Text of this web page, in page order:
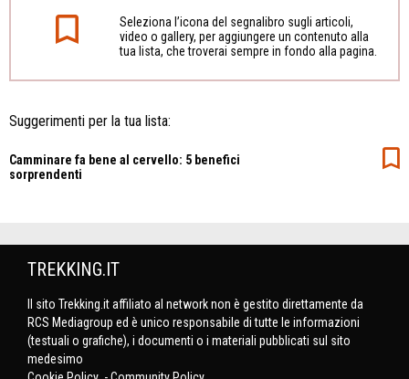
Seleziona l’icona del segnalibro sugli articoli,
video o gallery, per aggiungere un contenuto alla
tua lista, che troverai sempre in fondo alla pagina.
Suggerimenti per la tua lista:
Camminare fa bene al cervello: 5 benefici
sorprendenti
TREKKING.IT
Il sito Trekking.it affiliato al network non è gestito direttamente da
RCS Mediagroup ed è unico responsabile di tutte le informazioni
(testuali o grafiche), i documenti o i materiali pubblicati sul sito
medesimo